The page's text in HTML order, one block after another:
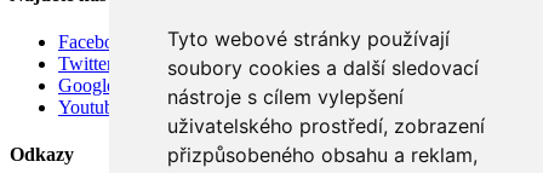
Tyto webové stránky používají
soubory cookies a další sledovací
nástroje s cílem vylepšení
uživatelského prostředí, zobrazení
přizpůsobeného obsahu a reklam,
Facebook
Twitter
Google
Youtube
Odkazy